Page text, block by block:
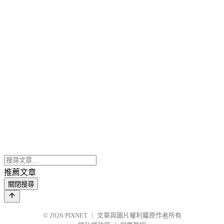
推薦文章
關閉搜尋
© 2026 PIXNET
文章與圖片權利屬原作者所有